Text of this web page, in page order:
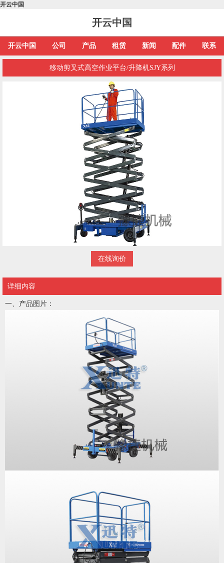
开云中国
开云中国
开云中国 公司 产品 租赁 新闻 配件 联系
移动剪叉式高空作业平台/升降机SJY系列
在线询价
详细内容
一、产品图片：